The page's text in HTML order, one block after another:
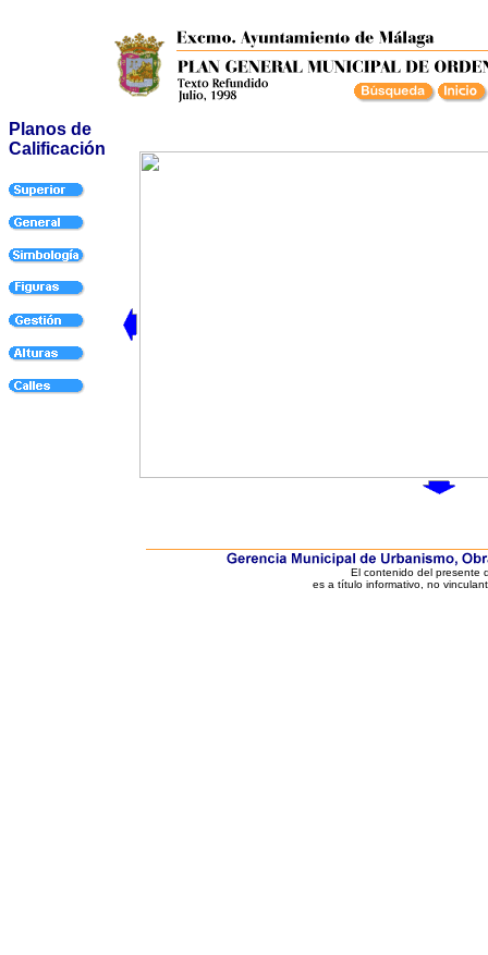
Planos de
Calificación
El contenido del presente
es a título informativo, no